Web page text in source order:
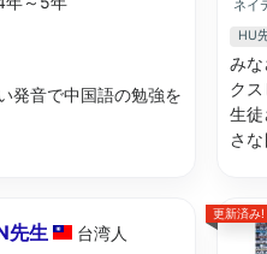
発音で中国語の勉強を
ネイ
HU
みな
ク
生
さ
先生 台湾人
更新済み!